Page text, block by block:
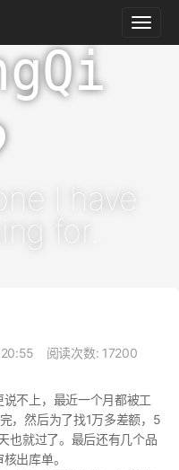
I have
for.
阅读次数: 17200
不上，最近一个月都被工
，然后为了找1万多差额，5
也就过了。最后还有几个品
出库单。